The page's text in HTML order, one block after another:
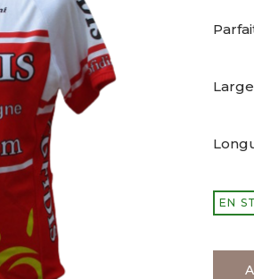
EN